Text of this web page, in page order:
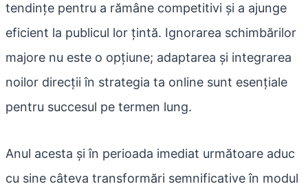
tendințe pentru a rămâne competitivi și a ajunge
eficient la publicul lor țintă. Ignorarea schimbărilor
majore nu este o opțiune; adaptarea și integrarea
noilor direcții în strategia ta online sunt esențiale
pentru succesul pe termen lung.
Anul acesta și în perioada imediat următoare aduc
cu sine câteva transformări semnificative în modul